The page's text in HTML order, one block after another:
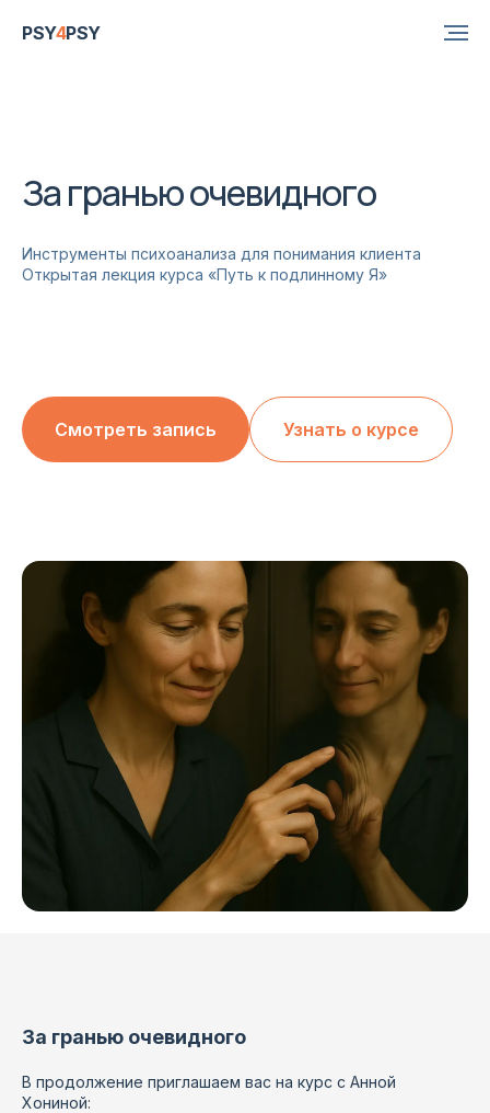
PSY4PSY
За гранью очевидного
Инструменты психоанализа для понимания клиента
Открытая лекция курса «Путь к подлинному Я»
Смотреть запись Узнать о курсе
За гранью очевидного
В продолжение приглашаем вас на курс с Анной
Хониной: